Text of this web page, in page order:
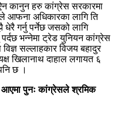
कानुन हरु कांग्रेस सरकारमा
आफना अधिकारका लागि ति
गर्नु पर्नेछ जसको लागि
भन्नेमा ट्रेड युनियन कांग्रेस
सल्लाहकार विजय बहादुर
खिलानाथ दाहाल लगायत ६
छ ।
आएमा पुनः कांग्रेसले श्रमिक